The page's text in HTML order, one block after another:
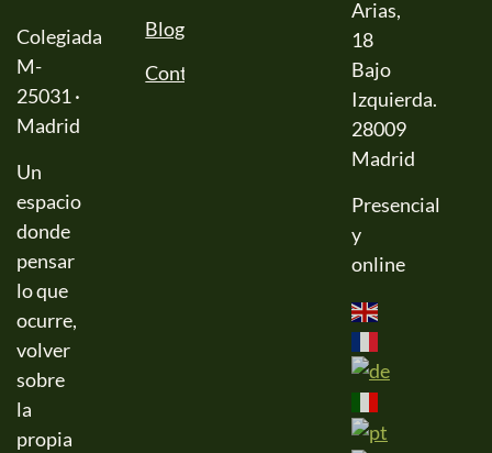
Colegiada
M-
25031 ·
Madrid
Un
espacio
donde
pensar
lo que
ocurre,
volver
sobre
la
propia
Blog
Contactar
Arias,
18
Bajo
Izquierda.
28009
Madrid
Presencial
y
online